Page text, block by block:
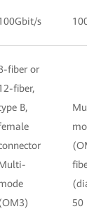
s
fiber or
fiber,
B,
Multi-
mode
fiber
50